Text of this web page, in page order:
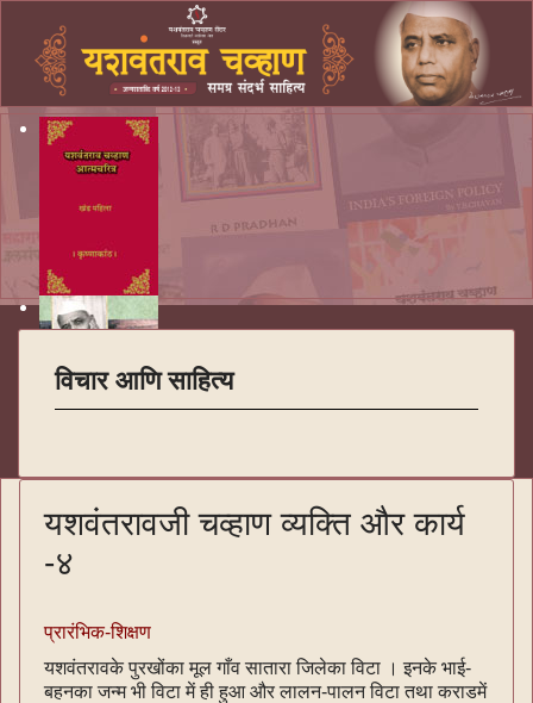
विचार आणि साहित्य
यशवंतरावजी चव्हाण व्यक्ति और कार्य
-४
प्रारंभिक-शिक्षण
यशवंतरावके पुरखोंका मूल गाँव सातारा जिलेका विटा । इनके भाई-
बहनका जन्म भी विटा में ही हुआ और लालन-पालन विटा तथा कराडमें